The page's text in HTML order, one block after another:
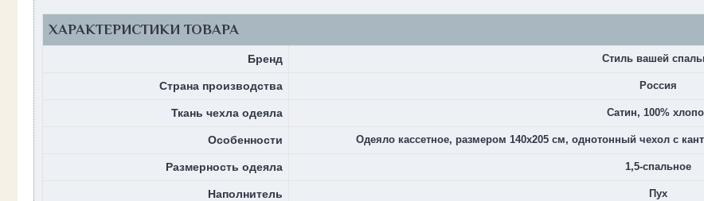
ХАРАКТЕРИСТИКИ ТОВАРА
Бренд Стиль вашей
Страна производства Россия
Ткань чехла одеяла Сатин, 100%
Особенности Одеяло кассетное, размером 140х205 см, однотонный чехол с
Размерность одеяла 1,5-спальное
Наполнитель Пух